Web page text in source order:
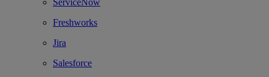
Freshworks
Jira
Salesforce